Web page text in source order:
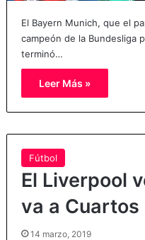
El Bayern Munich, que el
campeón de la Bundesliga
terminó…
Leer Más »
Fútbol
El Liverpool
va a Cuartos
14 marzo, 2019